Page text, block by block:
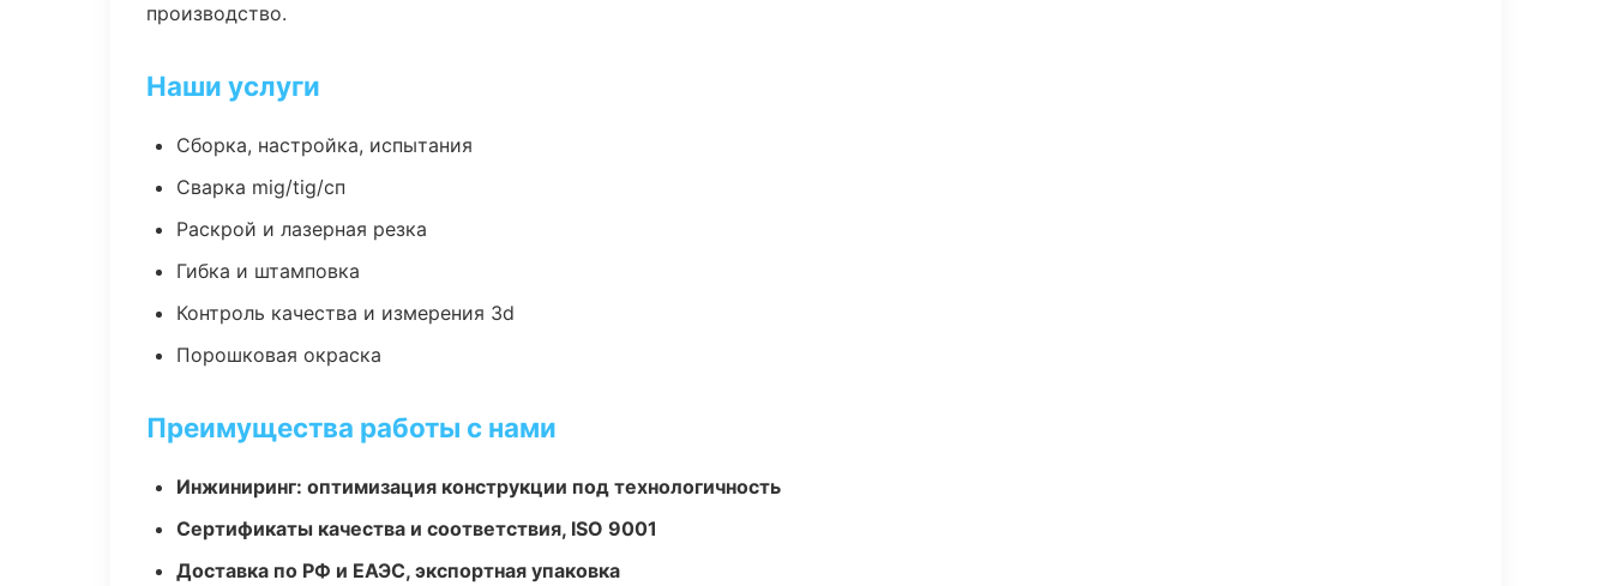
производство.
Наши услуги
Сборка, настройка, испытания
Сварка mig/tig/сп
Раскрой и лазерная резка
Гибка и штамповка
Контроль качества и измерения 3d
Порошковая окраска
Преимущества работы с нами
Инжиниринг: оптимизация конструкции под технологичность
Сертификаты качества и соответствия, ISO 9001
Доставка по РФ и ЕАЭС, экспортная упаковка